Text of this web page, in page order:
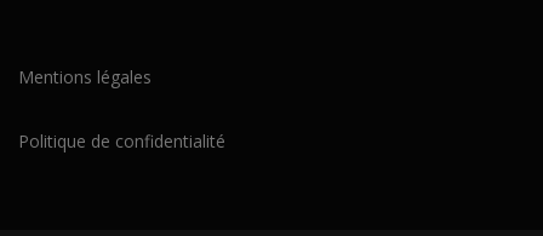
Mentions légales
Politique de confidentialité